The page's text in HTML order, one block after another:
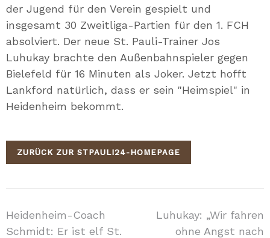
der Jugend für den Verein gespielt und
insgesamt 30 Zweitliga-Partien für den 1. FCH
absolviert. Der neue St. Pauli-Trainer Jos
Luhukay brachte den Außenbahnspieler gegen
Bielefeld für 16 Minuten als Joker. Jetzt hofft
Lankford natürlich, dass er sein "Heimspiel" in
Heidenheim bekommt.
ZURÜCK ZUR STPAULI24-HOMEPAGE
Beitragsnavigation
Heidenheim-Coach
Schmidt: Er ist elf St.
Luhukay: „Wir fahren
ohne Angst nach